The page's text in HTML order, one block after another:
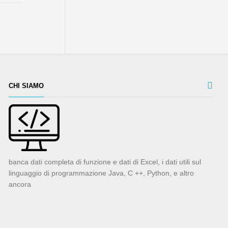
CHI SIAMO
banca dati completa di funzione e dati di Excel, i dati utili sul
linguaggio di programmazione Java, C ++, Python, e altro
ancora